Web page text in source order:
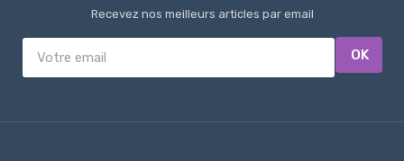
Recevez nos meilleurs articles par email
OK